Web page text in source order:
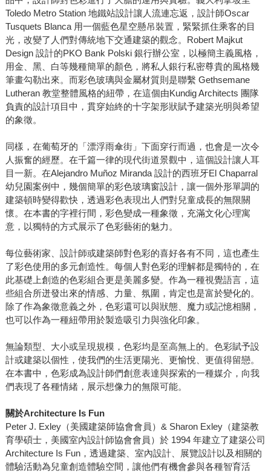
Toledo Metro Station 地鐵站設計讓人流連忘返，設計師Oscar
Tusquets Blanca 用一個藍色星空懸吊裝置，緊緊抓住乘客的目
光，改變了人們對傳統地下交通建築的觀念。Robert Majkut
Design 設計的PKO Bank Polski 銀行辦公室，以極簡主義風格，
用金、黑、白等幾種簡單的顏色，將私人銀行私密尊貴的風格幾
筆畫勾勒出來。而彩色玻璃與金屬材質則是聯繫 Gethsemane
Lutheran 教堂整體風格的紐帶，在這個由Kundig Architects 團隊
負責的設計項目中，貫穿始終的十字架形狀賦予建築光明與希望
的象徵。
同樣，在葡萄牙的「漂浮雨傘街」下面穿行而過，也會是一次令
人振奮的經歷。在千篇一律的現代街道景觀中，這個設計讓人耳
目一新。在Alejandro Muñoz Miranda 設計的西班牙El Chaparral
幼兒園案例中，幾個簡單的彩色玻璃窗設計，讓一個外形單調的
建築頓時變得歡快，透過彩色表現出人們對兒童成長的無限關
懷。在本書的字裡行間，彩色變成一種象徵，充滿文化心理寓
意，以獨特的方式展示了色彩藝術的魅力。
每位藝術家、設計師或建築師對色彩的喜好各有不同，這也產生
了彩色使用的多元創造性。每個人對色彩的理解都是獨特的，在
此基礎上創造的色彩組合更是美麗多變。作為一種視覺語言，這
些組合所迸發出來的情感、力量、氛圍，肯定也是富於變化的。
除了作為象徵意義之外，色彩還可以與狀態、魔力或記憶相關，
也可以作為一種紐帶用於製造吸引力與強化印象。
無論類型、大小或呈現規模，色彩均是至高無上的。色彩賦予設
計或建築以個性，使我們的生活更陽光、更愉悅、更值得留戀。
在本書中，色彩成為設計師們創意表達與探索的一種媒介，向我
們表現了各種情緒，展示想像力的無限可能。
關於Architecture Is Fun
Peter J. Exley（美國建築師協會會員）& Sharon Exley（建築教
育學碩士，美國室內設計師協會會員）於 1994 年建立了建築公司
Architecture Is Fun，透過建築、室內設計、展覽設計以及相關的
體驗活動為兒童創造體驗空間，讓他們有機會參與各種智育活